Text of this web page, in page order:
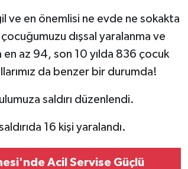
ve en önemlisi ne evde ne sokakta
dışsal yaralanma ve
az 94, son 10 yılda 836 çocuk
da benzer bir durumda!
saldırı düzenlendi.
16 kişi yaralandı.
Acil Servise Güçlü